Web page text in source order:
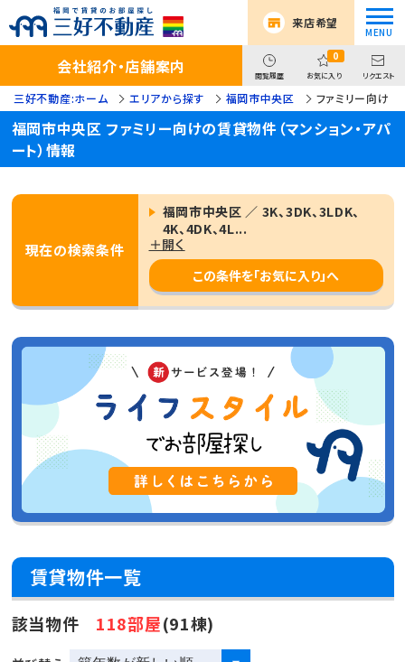
来店希望
会社紹介・店舗案内 閲覧履歴
0
お気に入り リクエスト
三好不動産:ホーム エリアから探す 福岡市中央区 ファミリー向け
福岡市中央区 ファミリー向けの賃貸物件（マンション・アパ
ート）情報
現在の検索条件
福岡市中央区 ／ 3K、3DK、3LDK、
4K、4DK、4L...
＋開く
この条件を「お気に入り」へ
賃貸物件一覧
該当物件 118部屋(91棟)